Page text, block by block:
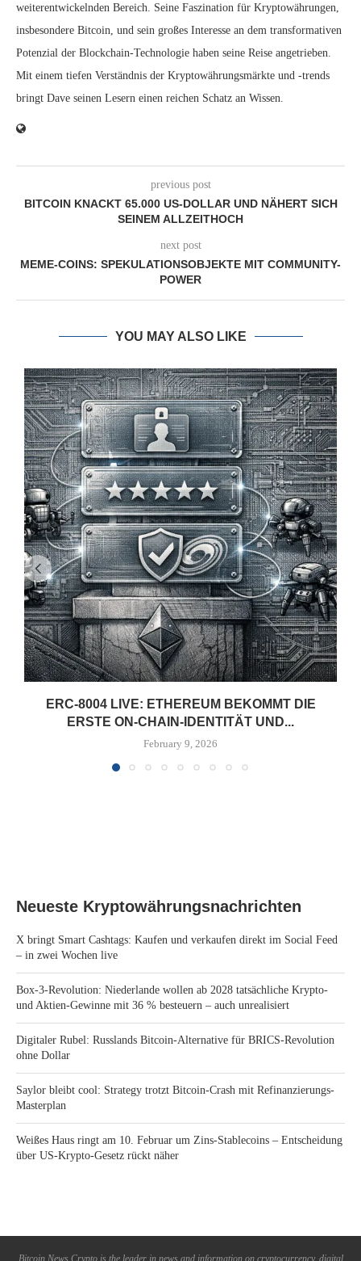
weiterentwickelnden Bereich. Seine Faszination für Kryptowährungen,
insbesondere Bitcoin, und sein großes Interesse an dem transformativen
Potenzial der Blockchain-Technologie haben seine Reise angetrieben.
Mit einem tiefen Verständnis der Kryptowährungsmärkte und -trends
bringt Dave seinen Lesern einen reichen Schatz an Wissen.
previous post
BITCOIN KNACKT 65.000 US-DOLLAR UND NÄHERT SICH
SEINEM ALLZEITHOCH
next post
MEME-COINS: SPEKULATIONSOBJEKTE MIT COMMUNITY-
POWER
YOU MAY ALSO LIKE
ERC-8004 LIVE: ETHEREUM BEKOMMT DIE
ERSTE ON-CHAIN-IDENTITÄT UND...
February 9, 2026
Neueste Kryptowährungsnachrichten
X bringt Smart Cashtags: Kaufen und verkaufen direkt im Social Feed
– in zwei Wochen live
Box-3-Revolution: Niederlande wollen ab 2028 tatsächliche Krypto-
und Aktien-Gewinne mit 36 % besteuern – auch unrealisiert
Digitaler Rubel: Russlands Bitcoin-Alternative für BRICS-Revolution
ohne Dollar
Saylor bleibt cool: Strategy trotzt Bitcoin-Crash mit Refinanzierungs-
Masterplan
Weißes Haus ringt am 10. Februar um Zins-Stablecoins – Entscheidung
über US-Krypto-Gesetz rückt näher
Bitcoin News Crypto is the leader in news and information on cryptocurrency, digital